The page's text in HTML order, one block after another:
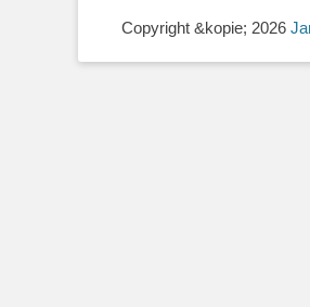
Copyright &kopie; 2026